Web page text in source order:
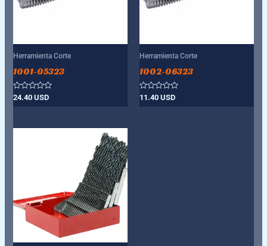
Herramienta Corte
1001-05323
Valorado
24.40USD
Herramienta Corte
1002-06323
Valorado
11.40 USD